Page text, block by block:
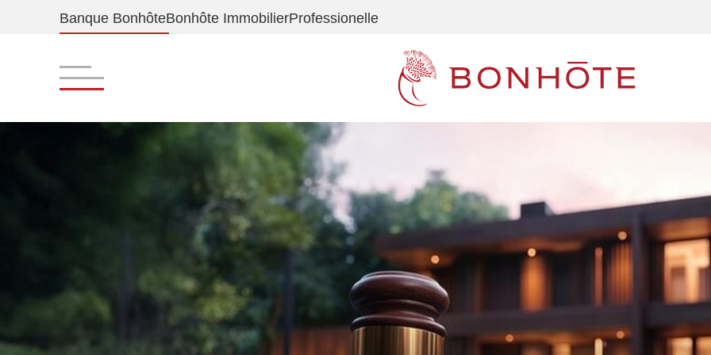
Banque BonhôteBonhôte ImmobilierProfessionelle
Navigation principale